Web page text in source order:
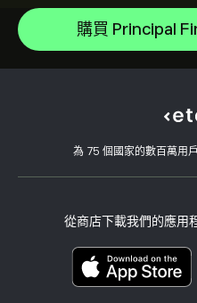
購買 Principal
為 75 個國家的數百萬用
從商店下載我們的應用
Microsoft
Apple
如何存款
如何提款
開設帳戶
用戶端漏洞
CopyTrading 如何運作
負責任的交易
為什麼選擇 eToro
我們的辦事處
風險揭露
關鍵資訊文件
投訴資料（FCA 客戶）
投資保險